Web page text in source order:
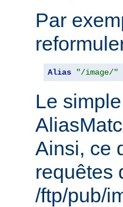
Par
Alias "/image/"
Le
Ainsi, ce
requêtes
/ftp/pub/